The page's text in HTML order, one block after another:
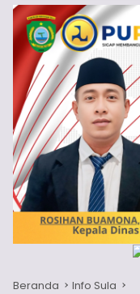
Beranda Info Sula